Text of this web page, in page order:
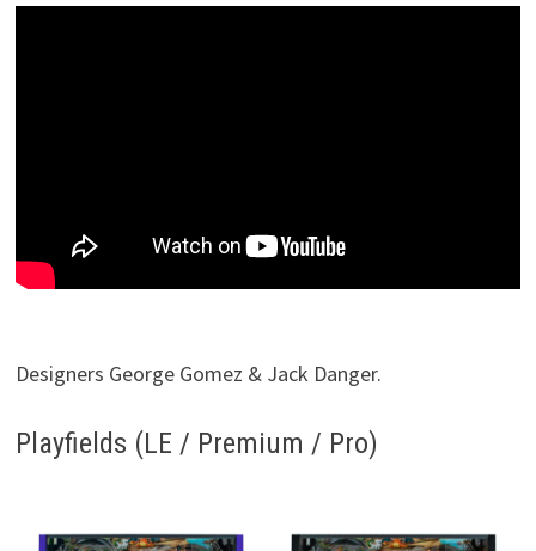
Designers George Gomez & Jack Danger.
Playfields (LE / Premium / Pro)